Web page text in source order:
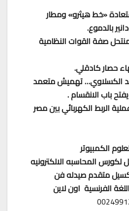
«خط هيثرو» ومطار
بالدموع.
توقف 500 منتحل صفة القوات النظامية
حصار كادقلي.
الكسلاوي… تهميش متعمد
باب الانقسام .
الربط الكهربائي بين مصر
الكمبيوتر
لكورس المحاسبه الالكترونيه
متقدم صيدله فن
الفرنسية اون لاين